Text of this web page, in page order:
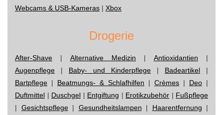
Webcams & USB-Kameras | Xbox
Drogerie
After-Shave | Alternative Medizin | Antioxidantien |
Augenpflege | Baby- und Kinderpflege | Badeartikel |
Bartpflege | Beatmungs- & Schlafhilfen | Crèmes | Deo |
Duftmittel | Duschgel | Entgiftung | Erotikzubehör | Fußpflege
| Gesichtspflege| Gesundheitslampen | Haarentfernung |